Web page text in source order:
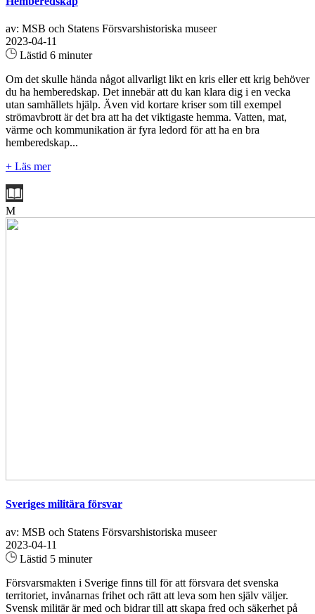
av: MSB och Statens Försvarshistoriska museer
2023-04-11
Lästid 6 minuter
Om det skulle hända något allvarligt likt en kris eller ett krig behöver
du ha hemberedskap. Det innebär att du kan klara dig i en vecka
utan samhällets hjälp. Även vid kortare kriser som till exempel
strömavbrott är det bra att ha det viktigaste hemma. Vatten, mat,
värme och kommunikation är fyra ledord för att ha en bra
hemberedskap...
+ Läs mer
M
Sveriges militära försvar
av: MSB och Statens Försvarshistoriska museer
2023-04-11
Lästid 5 minuter
Försvarsmakten i Sverige finns till för att försvara det svenska
territoriet, invånarnas frihet och rätt att leva som hen själv väljer.
Svensk militär är med och bidrar till att skapa fred och säkerhet på